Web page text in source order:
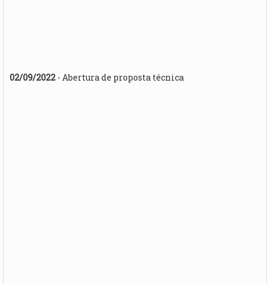
02/09/2022 - Abertura de proposta técnica